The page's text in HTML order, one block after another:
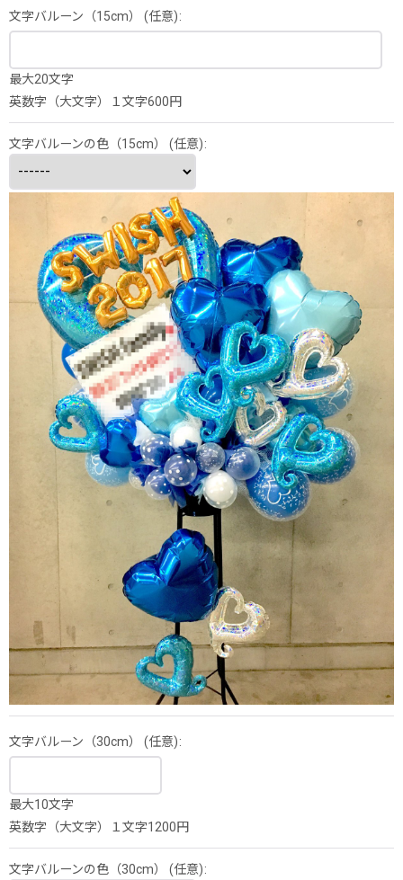
文字バルーン（15cm） (任意):
最大20文字
英数字（大文字）１文字600円
文字バルーンの色（15cm） (任意):
文字バルーン（30cm） (任意):
最大10文字
英数字（大文字）１文字1200円
文字バルーンの色（30cm） (任意):